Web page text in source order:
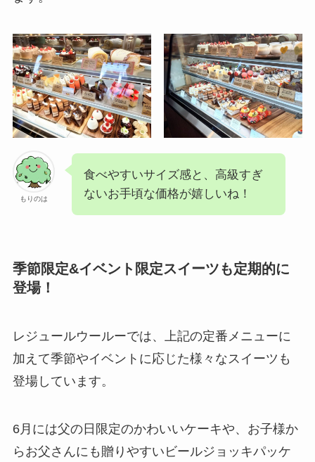
もりのは
食べやすいサイズ感と、高級すぎ
ないお手頃な価格が嬉しいね！
季節限定&イベント限定スイーツも定期的に
登場！
レジュールウールーでは、上記の定番メニューに
加えて季節やイベントに応じた様々なスイーツも
登場しています。
6月には父の日限定のかわいいケーキや、お子様か
らお父さんにも贈りやすいビールジョッキパッケ